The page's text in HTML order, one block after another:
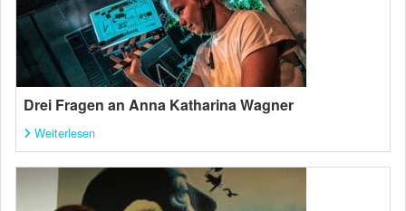
Drei Fragen an Anna Katharina Wagner
Weiterlesen